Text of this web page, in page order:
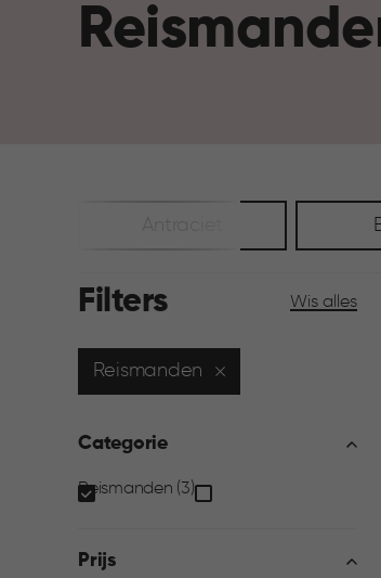
Filters Wis alles
Reismanden
Categorie
Categorie
filter
Reismanden (3)
Prijs